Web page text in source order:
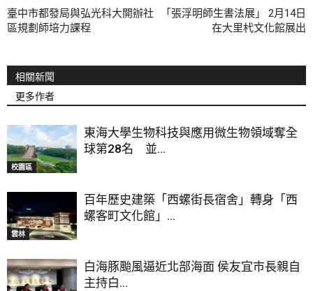
臺中市都發局與弘光科大開辦社
區規劃師培力課程
「張浮明師生書法展」 2月14日
在大里杙文化館展出
相關新聞
更多作者
校園區
東海大學生物科技與應用微生物領域奪全
球第28名 並...
雲林
百年歷史建築「西螺街長宿舍」轉身「西
螺客町文化館」...
白海豚颱風逼近北部海面 侯友宜市長親自
主持白...